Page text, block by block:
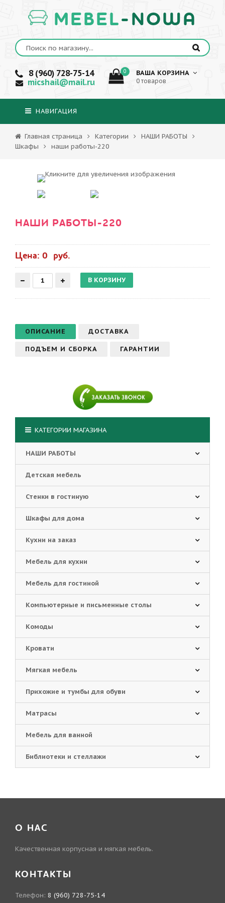
MEBEL-NOWA
8 (960) 728-75-14
micshail@mail.ru
0 ВАША КОРЗИНА
0 товаров
НАВИГАЦИЯ
Главная страница Категории
НАШИ РАБОТЫ
Шкафы
наши работы-220
НАШИ РАБОТЫ-220
Цена: 0 руб.
ОПИСАНИЕ ДОСТАВКА
ПОДЪЕМ И СБОРКА ГАРАНТИИ
КАТЕГОРИИ МАГАЗИНА
НАШИ РАБОТЫ
Детская мебель
Стенки в гостиную
Шкафы для дома
Кухни на заказ
Мебель для кухни
Мебель для гостиной
Компьютерные и письменные столы
Комоды
Кровати
Мягкая мебель
Прихожие и тумбы для обуви
Матрасы
Мебель для ванной
Библиотеки и стеллажи
О НАС
Качественная корпусная и мягкая мебель.
КОНТАКТЫ
Телефон: 8 (960) 728-75-14